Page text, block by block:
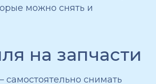
можно снять и
на запчасти
снимать